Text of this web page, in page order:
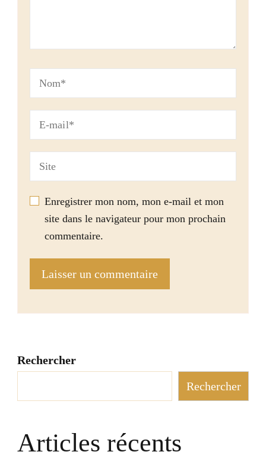
Enregistrer mon nom, mon e-mail et mon
site dans le navigateur pour mon prochain
commentaire.
Rechercher
Rechercher
Articles récents